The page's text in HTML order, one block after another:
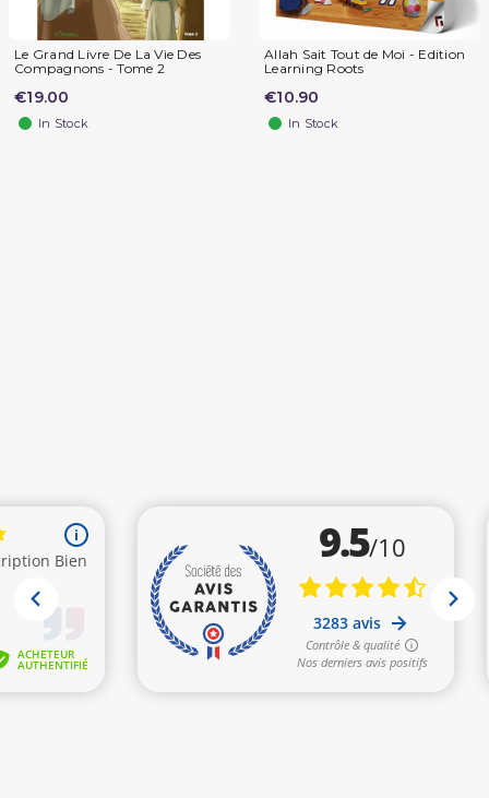
Le Grand Livre De La Vie Des
Compagnons - Tome 2
€19.00
In Stock
Allah Sait Tout de Moi - Edition
Learning Roots
€10.90
In Stock